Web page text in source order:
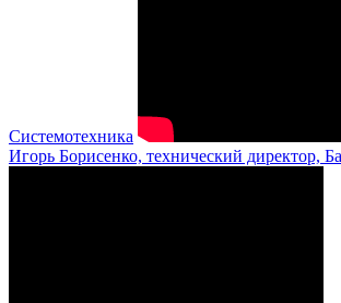
Системотехника
Игорь Борисенко, технический директор,